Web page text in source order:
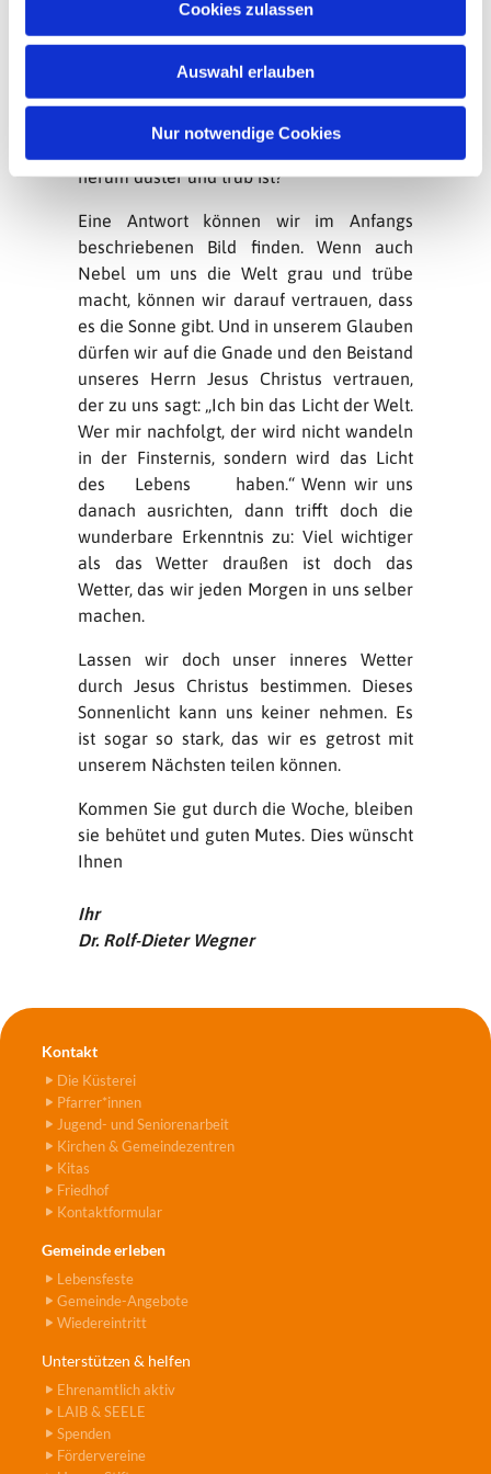
Cookies zulassen
Auswahl erlauben
Nur notwendige Cookies
Vernunft einzusetzen ist gut und wichtig,
aber was bleibt, wenn die Hoffnungen
nicht erfüllt werden? Wie steht es um
herum düster und trüb ist?
Eine Antwort können wir im Anfangs
beschriebenen Bild finden. Wenn auch
Nebel um uns die Welt grau und trübe
macht, können wir darauf vertrauen, dass
es die Sonne gibt. Und in unserem Glauben
dürfen wir auf die Gnade und den Beistand
unseres Herrn Jesus Christus vertrauen,
der zu uns sagt: „Ich bin das Licht der Welt.
Wer mir nachfolgt, der wird nicht wandeln
in der Finsternis, sondern wird das Licht
des Lebens haben.“ Wenn wir uns
danach ausrichten, dann trifft doch die
wunderbare Erkenntnis zu: Viel wichtiger
als das Wetter draußen ist doch das
Wetter, das wir jeden Morgen in uns selber
machen.
Lassen wir doch unser inneres Wetter
durch Jesus Christus bestimmen. Dieses
Sonnenlicht kann uns keiner nehmen. Es
ist sogar so stark, das wir es getrost mit
unserem Nächsten teilen können.
Kommen Sie gut durch die Woche, bleiben
sie behütet und guten Mutes. Dies wünscht
Ihnen
Ihr
Dr. Rolf-Dieter Wegner
Kontakt
Die Küsterei
Pfarrer*innen
Jugend- und Seniorenarbeit
Kirchen & Gemeindezentren
Kitas
Friedhof
Kontaktformular
Gemeinde erleben
Lebensfeste
Gemeinde-Angebote
Wiedereintritt
Unterstützen & helfen
Ehrenamtlich aktiv
LAIB & SEELE
Spenden
Fördervereine